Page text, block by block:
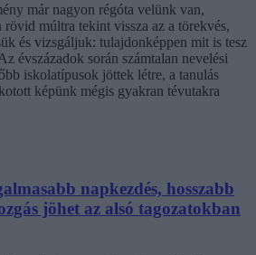
már nagyon régóta velünk van,
rövid múltra tekint vissza az a törekvés,
és vizsgáljuk: tulajdonképpen mit is tesz
évszázadok során számtalan nevelési
iskolatípusok jöttek létre, a tanulás
képünk mégis gyakran tévutakra
napkezdés, hosszabb
jöhet az alsó tagozatokban